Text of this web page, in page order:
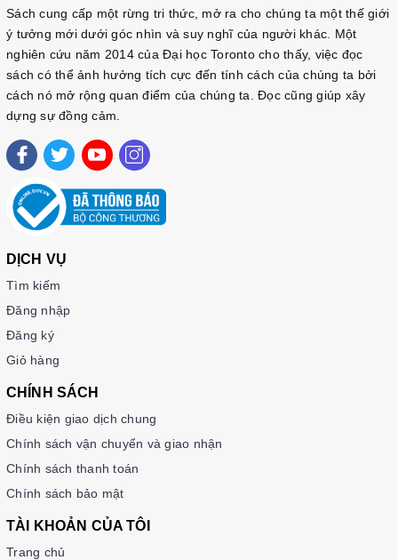
Sách cung cấp một rừng tri thức, mở ra cho chúng ta một thế giới
ý tưởng mới dưới góc nhìn và suy nghĩ của người khác. Một
nghiên cứu năm 2014 của Đại học Toronto cho thấy, việc đọc
sách có thể ảnh hưởng tích cực đến tính cách của chúng ta bởi
cách nó mở rộng quan điểm của chúng ta. Đọc cũng giúp xây
dựng sự đồng cảm.
DỊCH VỤ
Tìm kiếm
Đăng nhập
Đăng ký
Giỏ hàng
CHÍNH SÁCH
Điều kiện giao dịch chung
Chính sách vận chuyển và giao nhận
Chính sách thanh toán
Chính sách bảo mật
TÀI KHOẢN CỦA TÔI
Trang chủ